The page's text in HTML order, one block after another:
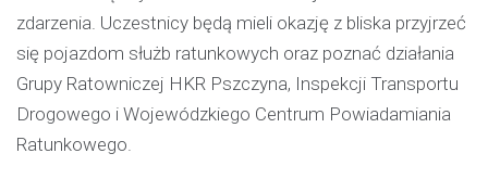
zdarzenia. Uczestnicy będą mieli okazję z bliska przyjrzeć
się pojazdom służb ratunkowych oraz poznać działania
Grupy Ratowniczej HKR Pszczyna, Inspekcji Transportu
Drogowego i Wojewódzkiego Centrum Powiadamiania
Ratunkowego.